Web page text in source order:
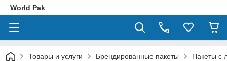
World Pak
Товары и услуги Брендированные пакеты Пакеты с